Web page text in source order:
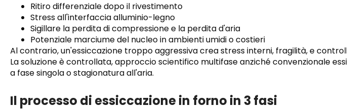
Ritiro differenziale dopo il rivestimento
Stress all'interfaccia alluminio-legno
Sigillare la perdita di compressione e la perdita d'aria
Potenziale marciume del nucleo in ambienti umidi o costieri
Al contrario, un'essiccazione troppo aggressiva crea stress interni, fragilità, e
La soluzione è controllata, approccio scientifico multifase anziché convenzionale
a fase singola o stagionatura all'aria.
Il processo di essiccazione in forno in 3 fasi